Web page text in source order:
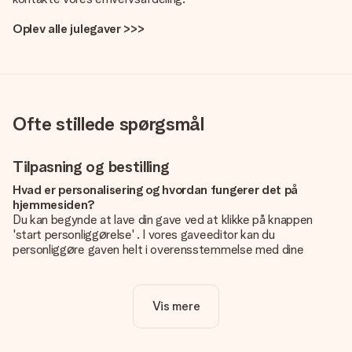
Oplev alle julegaver >>>
Ofte stillede spørgsmål
Tilpasning og bestilling
Hvad er personalisering og hvordan fungerer det på
hjemmesiden?
Du kan begynde at lave din gave ved at klikke på knappen
'start personliggørelse' . I vores gaveeditor kan du
personliggøre gaven helt i overensstemmelse med dine
Er personalisering inkluderet i prisen?
Prisen der vises på hjemmesiden omfatter personliggørelse
Vis mere